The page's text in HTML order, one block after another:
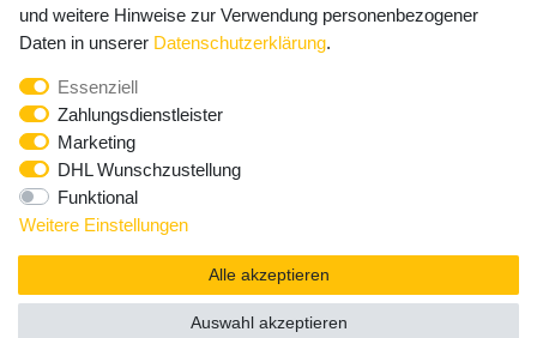
Hiermit bestätige ich, dass ich dieDaten­schutz­erklärung
widerrufen.**
Abonnieren
** Hierbei handelt es sich um ein Pflichtfeld.
und weitere Hinweise zur Verwendung personenbezogener
Daten in unserer Daten­schutz­erklärung.
Essenziell
Zahlungsdienstleister
Marketing
DHL Wunschzustellung
Funktional
Weitere Einstellungen
Alle akzeptieren
Auswahl akzeptieren